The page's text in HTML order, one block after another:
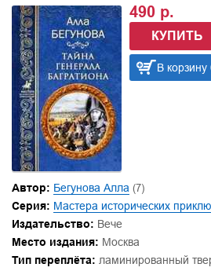
490 р.
КУПИТЬ
В корзину
Автор: Бегунова Алла (7)
Серия: Мастера исторических
Издательство: Вече
Место издания: Москва
Тип переплёта: ламинированный